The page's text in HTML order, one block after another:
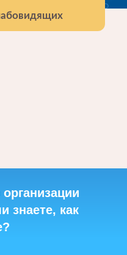
знаете, как